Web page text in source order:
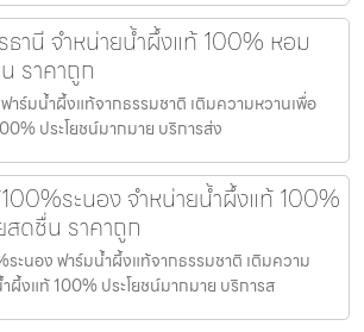
านี จำหน่ายน้ำผึ้งแท้ 100% หอม
ราคาถูก
าร์มน้ำผึ้งแท้จากธรรมชาติ เติมความหวานเพื่อ
ประโยชน์มากมาย บริการส่ง
ระนอง จำหน่ายน้ำผึ้งแท้ 100%
ดชื่น ราคาถูก
ะนอง ฟาร์มน้ำผึ้งแท้จากธรรมชาติ เติมความ
ผึ้งแท้ 100% ประโยชน์มากมาย บริการส